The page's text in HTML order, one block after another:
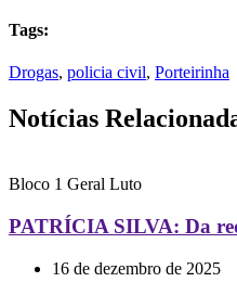
Tags:
Drogas, policia civil, Porteirinha
Notícias
Bloco 1 Geral Luto
PATRÍCIA SILVA: Da
16 de dezembro de 2025